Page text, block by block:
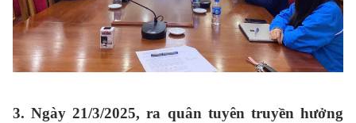
3. Ngày 21/3/2025, ra quân tuyên truyền hưởng